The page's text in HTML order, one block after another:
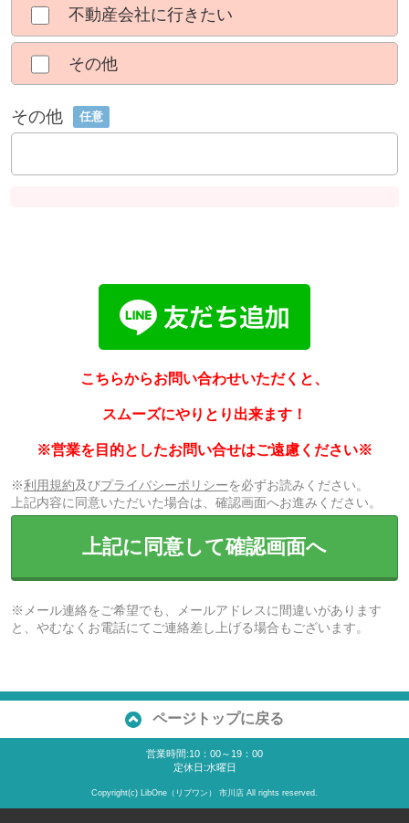
不動産会社に行きたい
その他
その他 任意
こちらからお問い合わせいただくと、
スムーズにやりとり出来ます！
※営業を目的としたお問い合せはご遠慮ください※
※利用規約及びプライバシーポリシーを必ずお読みください。
上記内容に同意いただいた場合は、確認画面へお進みください。
上記に同意して確認画面へ
※メール連絡をご希望でも、メールアドレスに間違いがあります
と、やむなくお電話にてご連絡差し上げる場合もございます。
ページトップに戻る
営業時間:10：00～19：00
定休日:水曜日
Copyright(c) LibOne（リブワン） 市川店 All rights reserved.